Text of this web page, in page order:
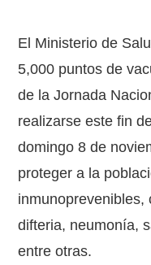
El Ministerio de
5,000 puntos de
de la Jornada
realizarse este fin
domingo 8 de
proteger a la
inmunoprevenibles,
difteria, neumonía,
entre otras.